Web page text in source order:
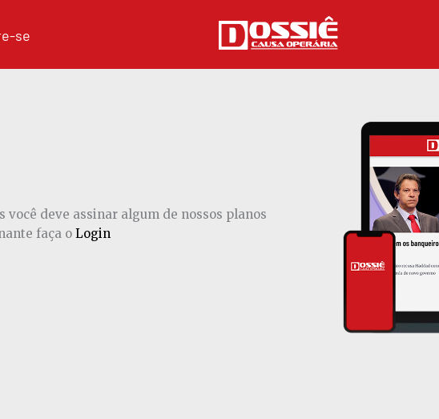
se
você deve assinar algum de nossos planos
faça o Login